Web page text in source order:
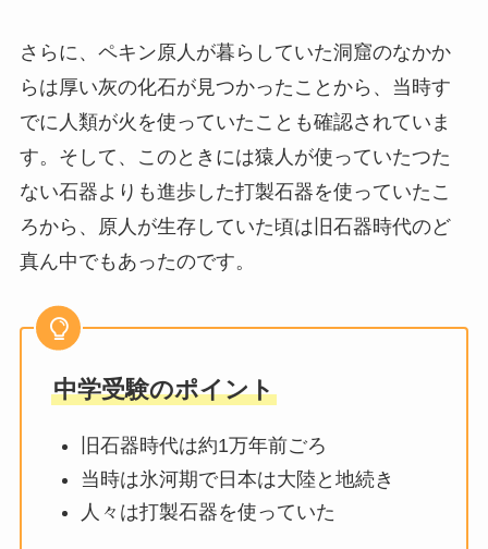
さらに、ペキン原人が暮らしていた洞窟のなかか
らは厚い灰の化石が見つかったことから、当時す
でに人類が火を使っていたことも確認されていま
す。そして、このときには猿人が使っていたつた
ない石器よりも進歩した打製石器を使っていたこ
ろから、原人が生存していた頃は旧石器時代のど
真ん中でもあったのです。
中学受験のポイント
旧石器時代は約1万年前ごろ
当時は氷河期で日本は大陸と地続き
人々は打製石器を使っていた